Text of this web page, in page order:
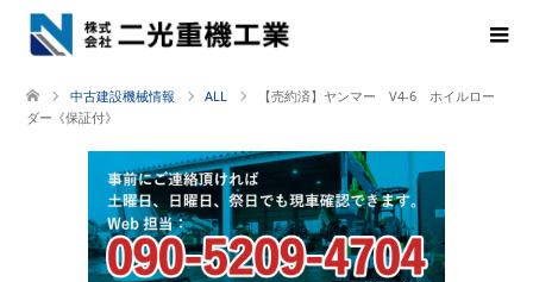
中古建設機械情報 ALL
【売約済】ヤンマー V4-6 ホイルロー
ダー《保証付》